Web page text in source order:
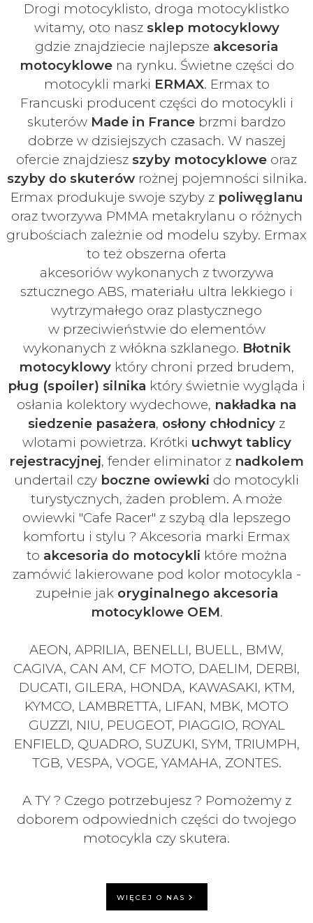
Drogi motocyklisto, droga motocyklistko
witamy, oto nasz sklep motocyklowy
gdzie znajdziecie najlepsze akcesoria
motocyklowena rynku. Świetne części do
motocykli marki ERMAX. Ermax to
Francuski producent części do motocykli i
skuterów Made in France brzmi bardzo
dobrze w dzisiejszych czasach. W naszej
ofercie znajdziesz szyby motocyklowe oraz
szyby do skuterówrożnej pojemności silnika.
Ermax produkuje swoje szyby z poliwęglanu
oraz tworzywa PMMA metakrylanu o różnych
grubościach zależnie od modelu szyby. Ermax
to też obszerna oferta
akcesoriów wykonanych z tworzywa
sztucznego ABS, materiału ultra lekkiego i
wytrzymałego oraz plastycznego
w przeciwieństwie do elementów
wykonanych z włókna szklanego. Błotnik
motocyklowy który chroni przed brudem,
pług (spoiler) silnika który świetnie wygląda i
osłania kolektory wydechowe, nakładka na
siedzenie pasażera, osłony chłodnicy z
wlotami powietrza. Krótki uchwyt tablicy
rejestracyjnej, fender eliminator z nadkolem
undertail czy boczne owiewki do motocykli
turystycznych, żaden problem. A może
owiewki "Cafe Racer" z szybą dla lepszego
komfortu i stylu ? Akcesoria marki Ermax
to akcesoria do motocykli które można
zamówić lakierowane pod kolor motocykla -
zupełnie jak oryginalnego akcesoria
motocyklowe OEM.
AEON, APRILIA, BENELLI, BUELL, BMW,
CAGIVA, CAN AM, CF MOTO, DAELIM, DERBI,
DUCATI, GILERA, HONDA, KAWASAKI, KTM,
KYMCO, LAMBRETTA, LIFAN, MBK, MOTO
GUZZI, NIU, PEUGEOT, PIAGGIO, ROYAL
ENFIELD, QUADRO, SUZUKI, SYM, TRIUMPH,
TGB, VESPA, VOGE, YAMAHA, ZONTES.
A TY ? Czego potrzebujesz ? Pomożemy z
doborem odpowiednich części do twojego
motocykla czy skutera.
WIĘCEJ O NAS